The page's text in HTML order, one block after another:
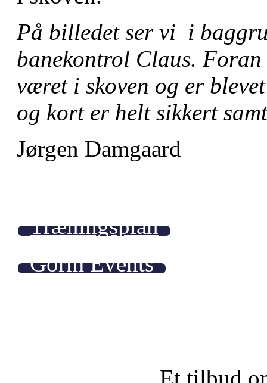
På billedet ser vi i
banekontrol Claus.
været i skoven og er
og kort er helt sikkert
Jørgen Damgaard
Træningsplan
Gorm Events
Et tilbud